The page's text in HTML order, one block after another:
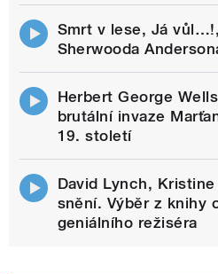
Smrt v lese, Já
Sherwooda
Herbert George
brutální invaze
19. století
David Lynch,
snění. Výběr z knihy
geniálního režiséra